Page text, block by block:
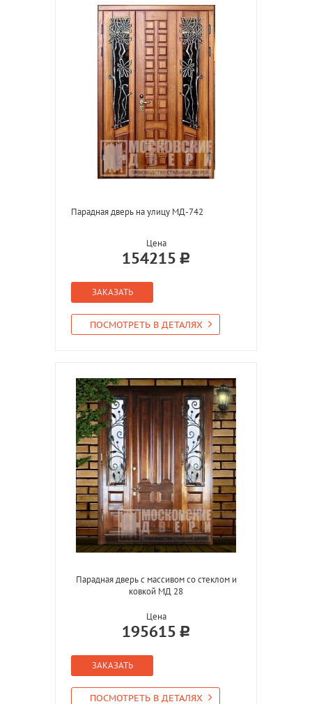
Парадная дверь на улицу МД-742
Цена
154215
ЗАКАЗАТЬ
ПОСМОТРЕТЬ В ДЕТАЛЯХ
Парадная дверь с массивом со стеклом и
ковкой МД 28
Цена
195615
ЗАКАЗАТЬ
ПОСМОТРЕТЬ В ДЕТАЛЯХ